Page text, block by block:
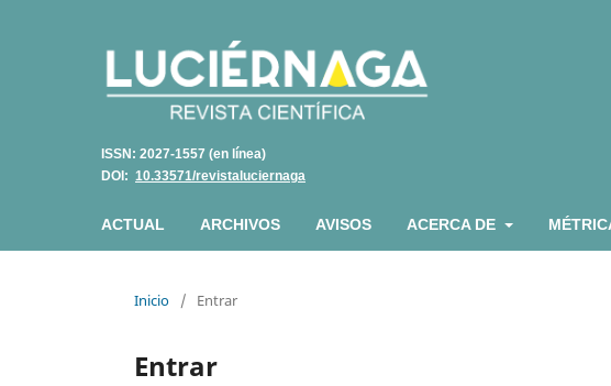
ISSN: 2027-1557 (en línea)
DOI: 10.33571/revistaluciernaga
ACTUAL ARCHIVOS AVISOS ACERCA DE
Inicio / Entrar
Entrar